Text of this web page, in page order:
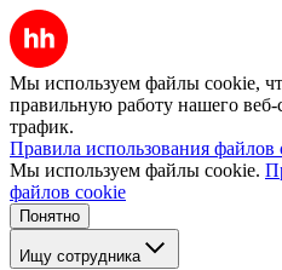
Мы используем файлы cookie,
правильную работу нашего веб-
трафик.
Правила использования файлов
Мы используем файлы cookie.
файлов cookie
Понятно
Ищу сотрудника